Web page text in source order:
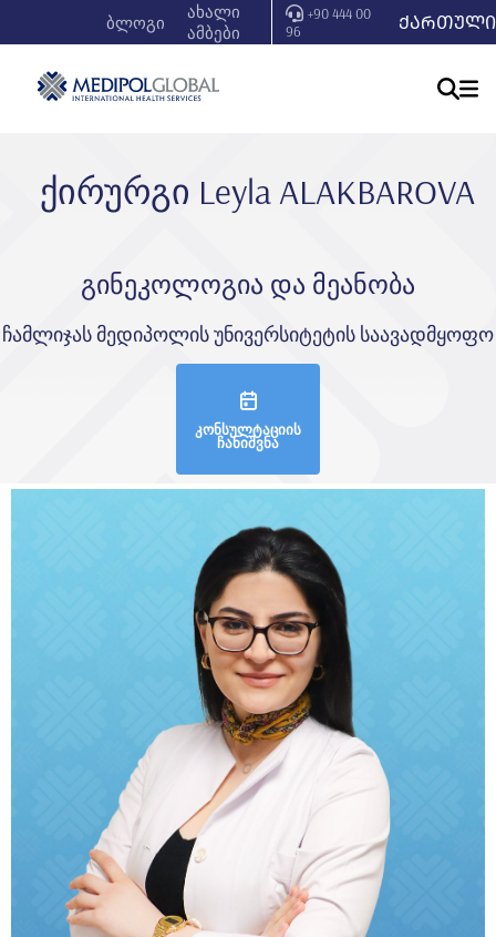
ბლოგი
ახალი
ამბები
+90 444 00
96
ᲥᲐᲠᲗᲣᲚᲘ
ქირურგი Leyla ALAKBAROVA
გინეკოლოგია და მეანობა
ჩამლიჯას მედიპოლის უნივერსიტეტის საავადმყოფო
კონსულტაციის
ჩანიშვნა